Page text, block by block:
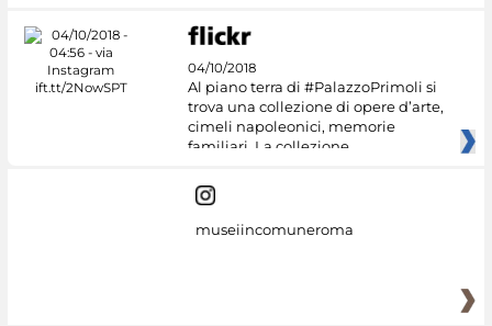
04/10/2018
Al piano terra di #PalazzoPrimoli si
trova una collezione di opere d’arte,
cimeli napoleonici, memorie
familiari. La collezione
museiincomuneroma